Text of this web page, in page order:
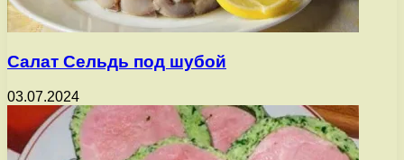
Салат Сельдь под шубой
03.07.2024